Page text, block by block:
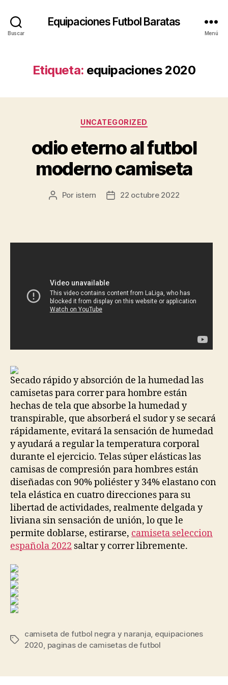
Buscar
Equipaciones Futbol Baratas
Menú
Etiqueta: equipaciones 2020
Categorías
UNCATEGORIZED
odio eterno al futbol
moderno camiseta
Autor
Por istern
Fecha22 octubre 2022
Secado rápido y absorción de la humedad las
camisetas para correr para hombre están
hechas de tela que absorbe la humedad y
transpirable, que absorberá el sudor y se secará
rápidamente, evitará la sensación de humedad
y ayudará a regular la temperatura corporal
durante el ejercicio. Telas súper elásticas las
camisas de compresión para hombres están
diseñadas con 90% poliéster y 34% elastano con
tela elástica en cuatro direcciones para su
libertad de actividades, realmente delgada y
liviana sin sensación de unión, lo que le
permite doblarse, estirarse, camiseta seleccion
española 2022 saltar y correr libremente.
Etiquetas
camiseta de futbol negra y naranja equipaciones
2020 paginas de camisetas de futbol